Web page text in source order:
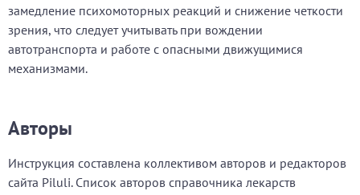
замедление психомоторных реакций и снижение четкости
зрения, что следует учитывать при вождении
автотранспорта и работе с опасными движущимися
механизмами.
Авторы
Инструкция составлена коллективом авторов и редакторов
сайта Piluli. Список авторов справочника лекарств